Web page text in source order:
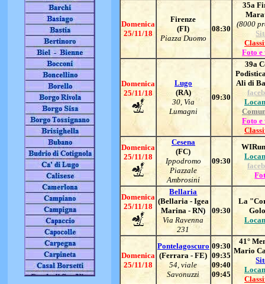
Domenica
25/11/18
Firenze
(FI)
Piazza Duomo
08:30
35a
(8000
Foto e
Domenica
25/11/18
Lugo
(RA)
30, Via
Lumagni
09:30
39a
Ali di
Foto e
Domenica
25/11/18
Cesena
(FC)
Ippodromo
Piazzale
Ambrosini
09:30
Domenica
25/11/18
Bellaria
(Bellaria - Igea
Marina - RN)
Via Ravenna
231
09:30
La
Domenica
25/11/18
Pontelagoscuro
(Ferrara - FE)
54, viale
Savonuzzi
09:30
09:35
09:40
09:45
41°
Mario